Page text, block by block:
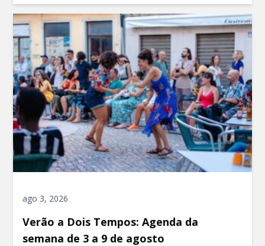
ago 3, 2026
Verão a Dois Tempos: Agenda da
semana de 3 a 9 de agosto